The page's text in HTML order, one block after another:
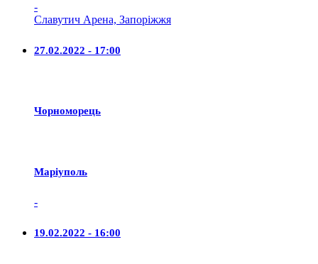
-
Славутич Арена, Запоріжжя
27.02.2022 - 17:00
Чорноморець
Маріуполь
-
19.02.2022 - 16:00